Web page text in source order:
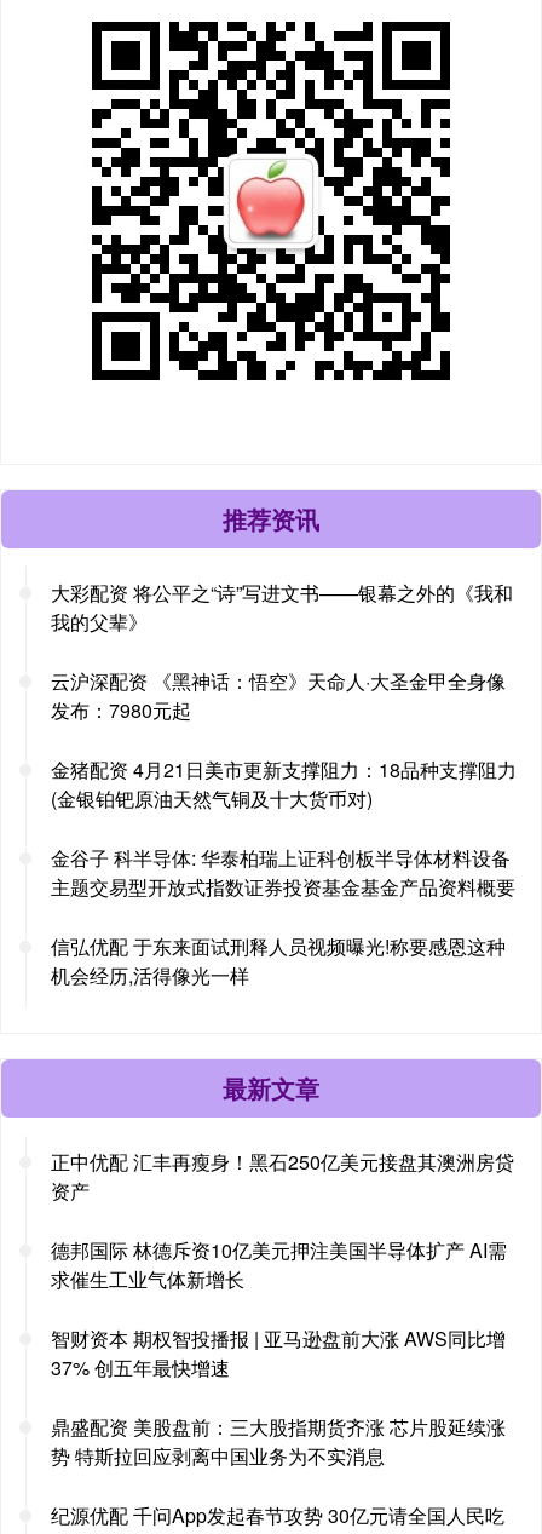
推荐资讯
大彩配资 将公平之“诗”写进文书——银幕之外的《我和
我的父辈》
云沪深配资 《黑神话：悟空》天命人·大圣金甲全身像
发布：7980元起
金猪配资 4月21日美市更新支撑阻力：18品种支撑阻力
(金银铂钯原油天然气铜及十大货币对)
金谷子 科半导体: 华泰柏瑞上证科创板半导体材料设备
主题交易型开放式指数证券投资基金基金产品资料概要
信弘优配 于东来面试刑释人员视频曝光!称要感恩这种
机会经历,活得像光一样
最新文章
正中优配 汇丰再瘦身！黑石250亿美元接盘其澳洲房贷
资产
德邦国际 林德斥资10亿美元押注美国半导体扩产 AI需
求催生工业气体新增长
智财资本 期权智投播报 | 亚马逊盘前大涨 AWS同比增
37% 创五年最快增速
鼎盛配资 美股盘前：三大股指期货齐涨 芯片股延续涨
势 特斯拉回应剥离中国业务为不实消息
纪源优配 千问App发起春节攻势 30亿元请全国人民吃